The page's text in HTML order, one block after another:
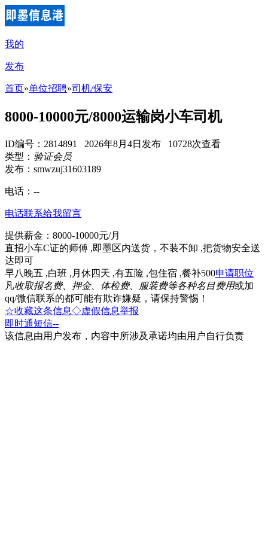
我的
发布
首页»单位招聘»司机/保安
8000-10000元/8000运输岗小车司机
ID编号：2814891 2026年8月4日发布 10728次查看
类型： 验证会员
发布：smwzuj31603189
电话： --
电话联系给我留言
提供薪金：8000-10000元/月
直招小车C证的师傅 ,即墨区内送货，不装不卸 ,把货物安全送
达即可
早八晚五 ,白班 ,月休四天 ,有五险 ,包住宿 ,餐补500申请职位
凡收取报名费、押金、体检费、服装费等各种名目费用或加
qq/微信联系的都可能有欺诈嫌疑，请保持警惕！
☆收藏这条信息◇虚假信息举报
即时通短信--
该信息由用户发布，内容中所涉及承诺均由用户自行负责